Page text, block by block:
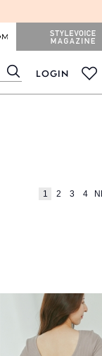
検
索
LOGIN
1 2 3 4